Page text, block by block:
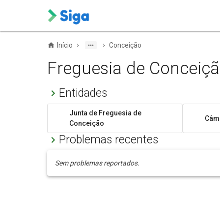
Início › › Conceição
Freguesia de
Entidades
Junta de Freguesia de
Conceição
Problemas recentes
Sem problemas reportados.